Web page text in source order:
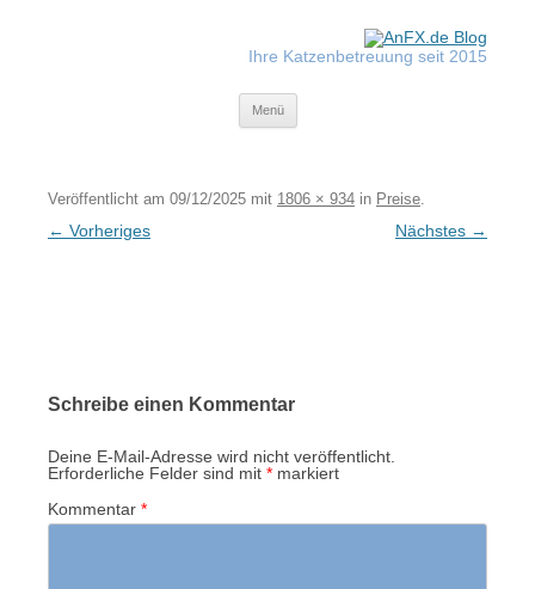
Ihre Katzenbetreuung seit 2015
Menü
Veröffentlicht am 09/12/2025 mit 1806 × 934 in Preise.
← Vorheriges Nächstes →
Schreibe einen Kommentar
Deine E-Mail-Adresse wird nicht veröffentlicht.
Erforderliche Felder sind mit * markiert
Kommentar *